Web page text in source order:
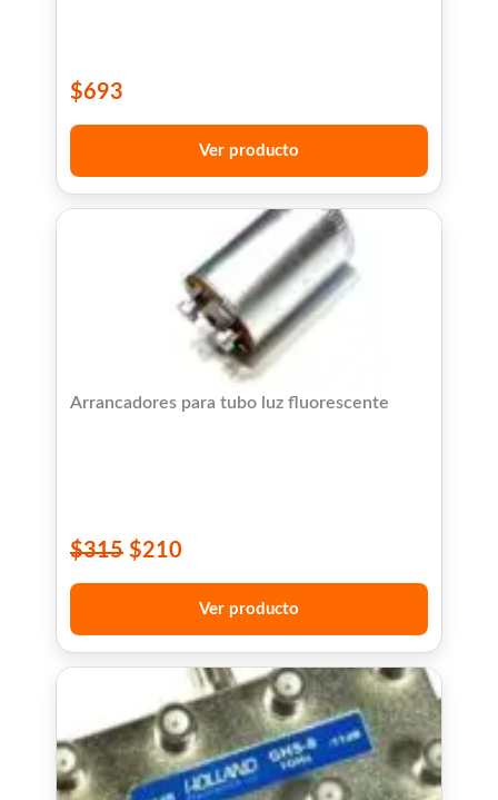
$693
Ver producto
Arrancadores para tubo luz fluorescente
$315 $210
Ver producto